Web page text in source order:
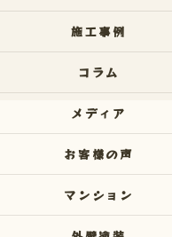
施工事例
コラム
メディア
お客様の声
マンション